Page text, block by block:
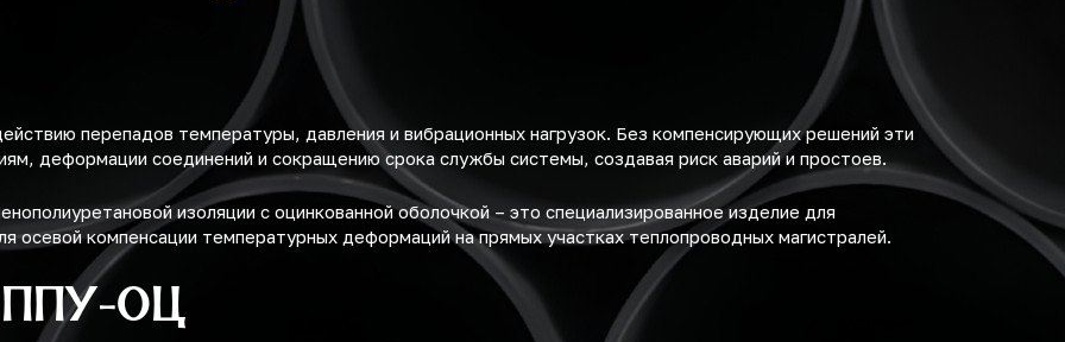
перепадов температуры, давления и вибрационных нагрузок. Без компенсирующих решений эти
деформации соединений и сокращению срока службы системы, создавая риск аварий и простоев.
изоляции с оцинкованной оболочкой – это специализированное изделие для
осевой компенсации температурных деформаций на прямых участках теплопроводных магистралей.
ППУ-ОЦ